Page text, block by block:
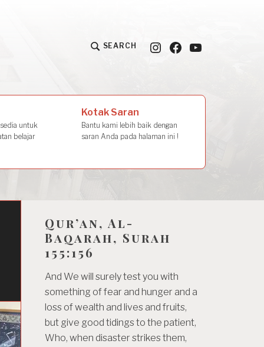
SEARCH Instagram
FacebookYouTube
untuk
belajar
Kotak Saran
Bantu kami lebih baik dengan
saran Anda pada halaman ini !
Qur’an, Al-
Baqarah, Surah
155:156
And We will surely test you with
something of fear and hunger and a
loss of wealth and lives and fruits,
but give good tidings to the patient,
Who, when disaster strikes them,